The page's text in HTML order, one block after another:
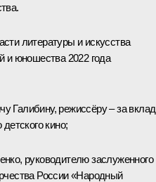
литературы и искусства
и юношества 2022 года
Галибину, режиссёру – за вклад
детского кино;
руководителю заслуженного
России «Народный